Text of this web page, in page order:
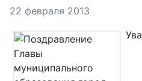
Информация о материале
22 февраля 2013